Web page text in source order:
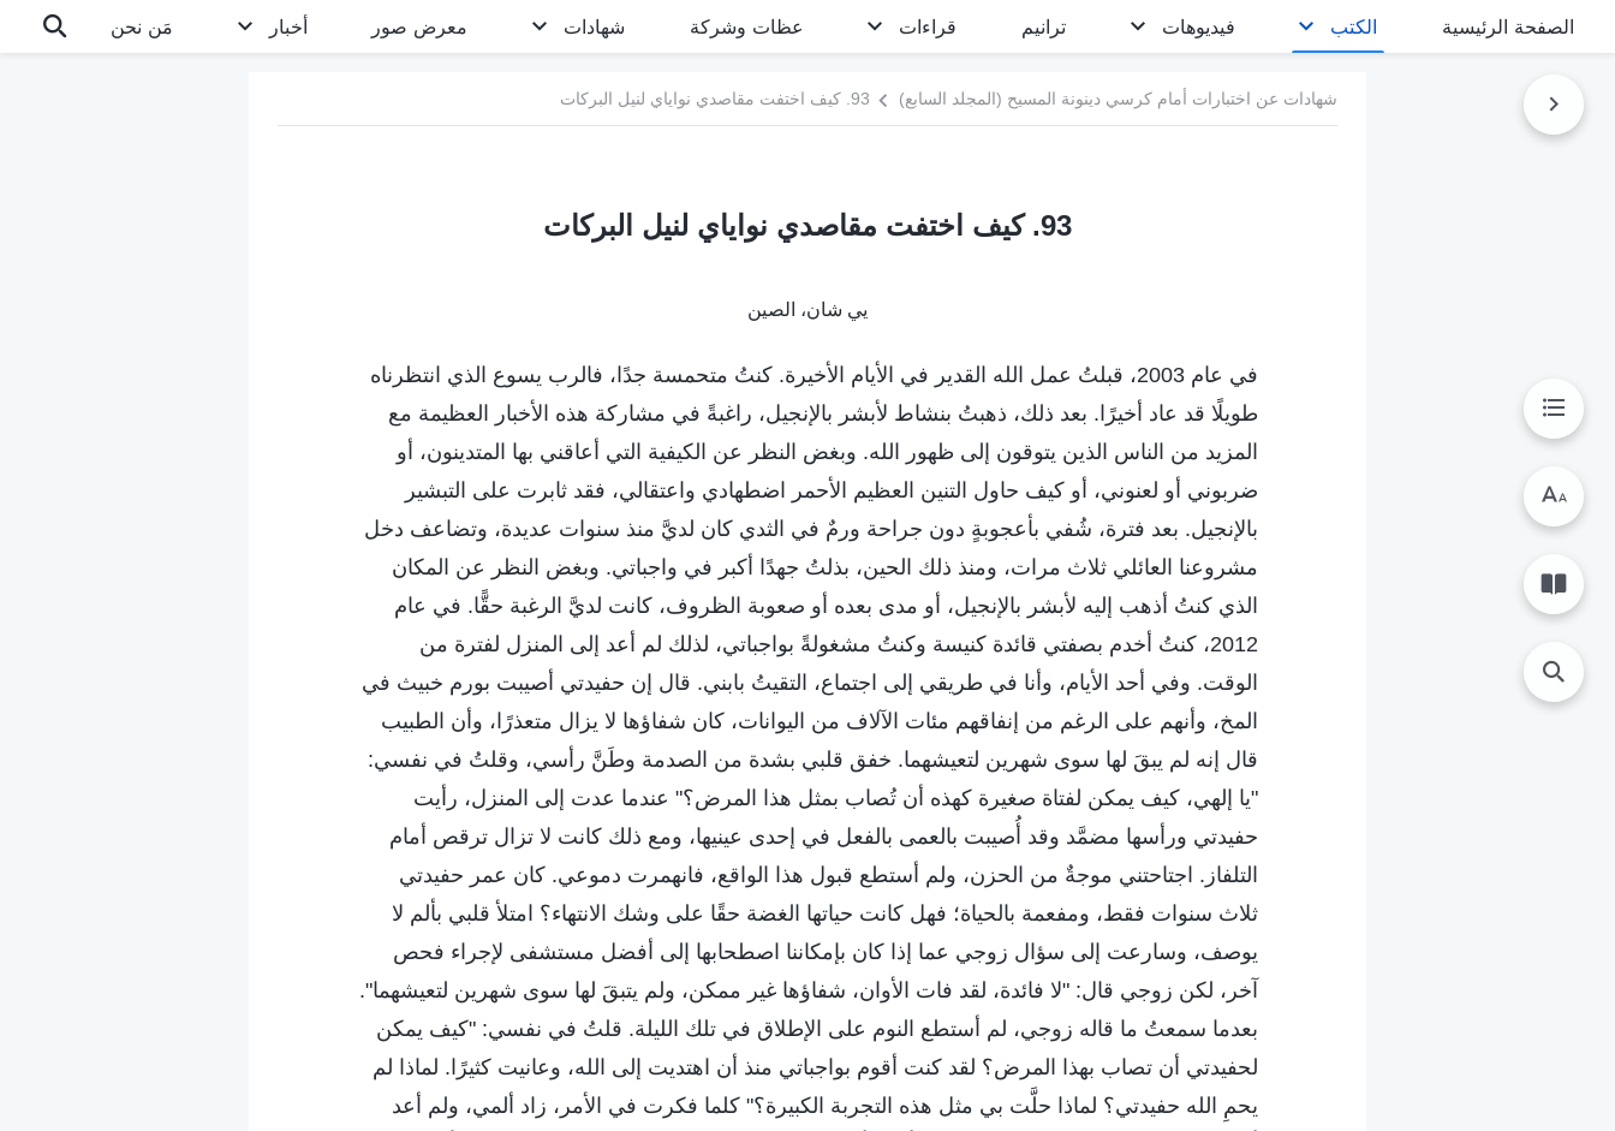
الصفحة الرئيسية الكتب فيديوهات ترانيم قراءات عظات وشركة شهادات معرض صور أخبار مَن نحن
شهادات عن اختبارات أمام كرسي دينونة المسيح (المجلد السابع) 93. كيف اختفت مقاصدي نواياي لنيل البركات
93. كيف اختفت مقاصدي نواياي لنيل البركات
يي شان، الصين
في عام 2003، قبلتُ عمل الله القدير في الأيام الأخيرة. كنتُ متحمسة جدًا، فالرب يسوع الذي انتظرناه
طويلًا قد عاد أخيرًا. بعد ذلك، ذهبتُ بنشاط لأبشر بالإنجيل، راغبةً في مشاركة هذه الأخبار العظيمة مع
المزيد من الناس الذين يتوقون إلى ظهور الله. وبغض النظر عن الكيفية التي أعاقني بها المتدينون، أو
ضربوني أو لعنوني، أو كيف حاول التنين العظيم الأحمر اضطهادي واعتقالي، فقد ثابرت على التبشير
بالإنجيل. بعد فترة، شُفي بأعجوبةٍ دون جراحة ورمٌ في الثدي كان لديَّ منذ سنوات عديدة، وتضاعف دخل
مشروعنا العائلي ثلاث مرات، ومنذ ذلك الحين، بذلتُ جهدًا أكبر في واجباتي. وبغض النظر عن المكان
الذي كنتُ أذهب إليه لأبشر بالإنجيل، أو مدى بعده أو صعوبة الظروف، كانت لديَّ الرغبة حقًّا. في عام
2012، كنتُ أخدم بصفتي قائدة كنيسة وكنتُ مشغولةً بواجباتي، لذلك لم أعد إلى المنزل لفترة من
الوقت. وفي أحد الأيام، وأنا في طريقي إلى اجتماع، التقيتُ بابني. قال إن حفيدتي أصيبت بورم خبيث في
المخ، وأنهم على الرغم من إنفاقهم مئات الآلاف من اليوانات، كان شفاؤها لا يزال متعذرًا، وأن الطبيب
قال إنه لم يبقَ لها سوى شهرين لتعيشهما. خفق قلبي بشدة من الصدمة وطَنَّ رأسي، وقلتُ في نفسي:
"يا إلهي، كيف يمكن لفتاة صغيرة كهذه أن تُصاب بمثل هذا المرض؟" عندما عدت إلى المنزل، رأيت
حفيدتي ورأسها مضمَّد وقد أُصيبت بالعمى بالفعل في إحدى عينيها، ومع ذلك كانت لا تزال ترقص أمام
التلفاز. اجتاحتني موجةٌ من الحزن، ولم أستطع قبول هذا الواقع، فانهمرت دموعي. كان عمر حفيدتي
ثلاث سنوات فقط، ومفعمة بالحياة؛ فهل كانت حياتها الغضة حقًا على وشك الانتهاء؟ امتلأ قلبي بألم لا
يوصف، وسارعت إلى سؤال زوجي عما إذا كان بإمكاننا اصطحابها إلى أفضل مستشفى لإجراء فحص
آخر، لكن زوجي قال: "لا فائدة، لقد فات الأوان، شفاؤها غير ممكن، ولم يتبقَ لها سوى شهرين لتعيشهما".
بعدما سمعتُ ما قاله زوجي، لم أستطع النوم على الإطلاق في تلك الليلة. قلتُ في نفسي: "كيف يمكن
لحفيدتي أن تصاب بهذا المرض؟ لقد كنت أقوم بواجباتي منذ أن اهتديت إلى الله، وعانيت كثيرًا. لماذا لم
يحمِ الله حفيدتي؟ لماذا حلَّت بي مثل هذه التجربة الكبيرة؟" كلما فكرت في الأمر، زاد ألمي، ولم أعد